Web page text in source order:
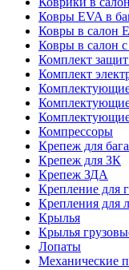
Ковры EVA в
Ковры в салон
Ковры в салон
Комплект
Комплект
Компрессоры
Крепеж для
Крепеж для ЗК
Крепеж ЗДА
Крепление для
Крепления для
Крылья
Крылья
Лопаты
Механические